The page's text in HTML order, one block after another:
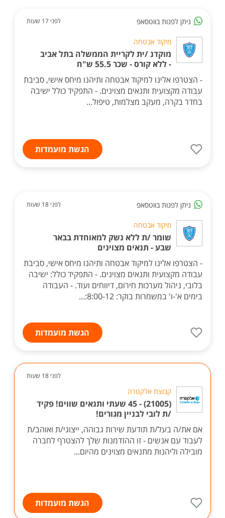
ניתן לפנות בווטסאפ לפני 17 שעות
מיקוד אבטחה
מוקדנ /ית לקריית הממשלה בתל אביב
- ללא קורס - שכר 55.5 ש"ח
- הצטרפו אלינו למיקוד אבטחה ותיהנו מיחס אישי, סביבת
עבודה מקצועית ותנאים מצוינים. - התפקיד כולל ישיבה
בחדר בקרה, מעקב מצלמות, טיפול...
הגשת מועמדות
ניתן לפנות בווטסאפ לפני 18 שעות
מיקוד אבטחה
שומר /ת ללא נשק למאוחדת בבאר
שבע - תנאים מצוינים
- הצטרפו אלינו למיקוד אבטחה ותיהנו מיחס אישי, סביבת
עבודה מקצועית ותנאים מצוינים. - התפקיד כולל: ישיבה
בלובי, ניהול מערכות חירום, דיווחים ועוד. - העבודה
בימים א'-ו' במשמרות בוקר: 8:00-12:...
הגשת מועמדות
לפני 18 שעות
קבוצת אלקטרה
(21005) - 45 שעתי ותנאים שווים! פקיד
/ת לובי לבניין מגורים!
אם את/ה בעל/ת תודעת שירות גבוהה, ייצוגי/ת ואוהב/ת
לעבוד עם אנשים - זו ההזדמנות שלך להצטרף לחברה
מובילה וליהנות מתנאים מצוינים מהיום...
הגשת מועמדות